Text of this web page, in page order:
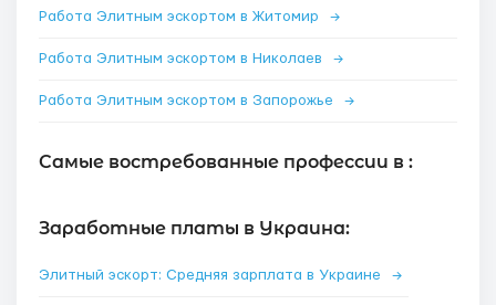
Работа Элитным эскортом в Житомир →
Работа Элитным эскортом в Николаев →
Работа Элитным эскортом в Запорожье →
Самые востребованные профессии в :
Заработные платы в Украина:
Элитный эскорт: Средняя зарплата в Украине →